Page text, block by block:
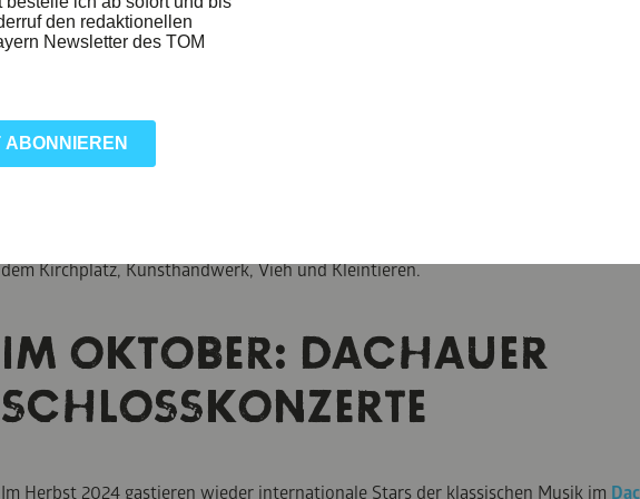
IN GRASSAU
dem Kirchplatz, Kunsthandwerk, Vieh und Kleintieren.
IM OKTOBER: DACHAUER
SCHLOSSKONZERTE
Im Herbst 2024 gastieren wieder internationale Stars der klassischen Musik im